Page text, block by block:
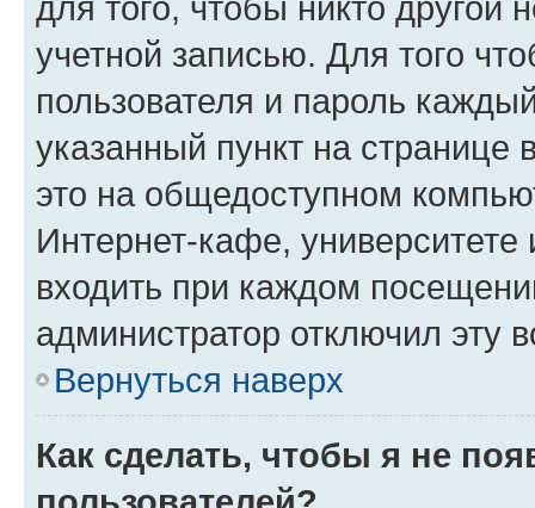
учетной записью. Для того
пользователя и пароль
указанный пункт на
это на общедоступном
Интернет-кафе, университете
входить при каждом
администратор отключил эту
Вернуться наверх
Как сделать, чтобы я не